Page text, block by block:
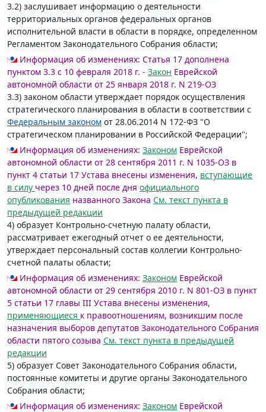
3.2) заслушивает информацию о деятельности
территориальных органов федеральных органов
исполнительной власти в области в порядке, определенном
Регламентом Законодательного Собрания области;
Информация об изменениях: Статья 17 дополнена
пунктом 3.3 с 10 февраля 2018 г. - Закон Еврейской
автономной области от 25 января 2018 г. N 219-ОЗ
3.3) законом области утверждает порядок осуществления
стратегического планирования в области в соответствии с
Федеральным законом от 28.06.2014 N 172-ФЗ "О
стратегическом планировании в Российской Федерации";
Информация об изменениях: Законом Еврейской
автономной области от 28 сентября 2011 г. N 1035-ОЗ в
пункт 4 статьи 17 Устава внесены изменения, вступающие
в силу через 10 дней после дня официального
опубликования названного Закона См. текст пункта в
предыдущей редакции
4) образует Контрольно-счетную палату области,
рассматривает ежегодный отчет о ее деятельности,
утверждает персональный состав коллегии Контрольно-
счетной палаты области;
Информация об изменениях: Законом Еврейской
автономной области от 29 сентября 2010 г. N 801-ОЗ в пункт
5 статьи 17 главы III Устава внесены изменения,
применяющиеся к правоотношениям, возникшим после
назначения выборов депутатов Законодательного Собрания
области пятого созыва См. текст пункта в предыдущей
редакции
5) образует Совет Законодательного Собрания области,
постоянные комитеты и другие органы Законодательного
Собрания области;
Информация об изменениях: Законом Еврейской